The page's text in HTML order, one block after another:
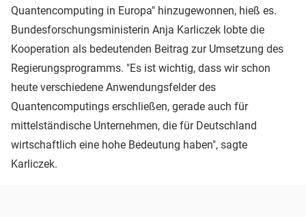
Quantencomputing in Europa" hinzugewonnen, hieß es.
Bundesforschungsministerin Anja Karliczek lobte die
Kooperation als bedeutenden Beitrag zur Umsetzung des
Regierungsprogramms. "Es ist wichtig, dass wir schon
heute verschiedene Anwendungsfelder des
Quantencomputings erschließen, gerade auch für
mittelständische Unternehmen, die für Deutschland
wirtschaftlich eine hohe Bedeutung haben", sagte
Karliczek.